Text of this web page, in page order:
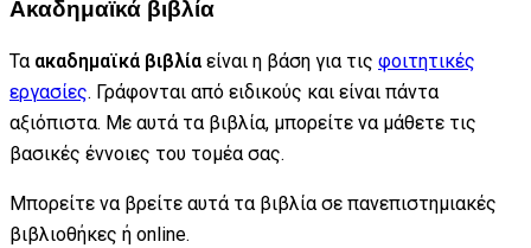
Ακαδημαϊκά βιβλία
Τα ακαδημαϊκά βιβλία είναι η βάση για τις φοιτητικές
εργασίες. Γράφονται από ειδικούς και είναι πάντα
αξιόπιστα. Με αυτά τα βιβλία, μπορείτε να μάθετε τις
βασικές έννοιες του τομέα σας.
Μπορείτε να βρείτε αυτά τα βιβλία σε πανεπιστημιακές
βιβλιοθήκες ή online.